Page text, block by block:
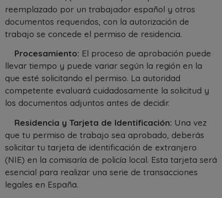
reemplazado por un trabajador español y otros
documentos requeridos, con la autorización de
trabajo se concede el permiso de residencia.
Procesamiento: El proceso de aprobación puede
llevar tiempo y puede variar según la región en la
que esté solicitando el permiso. La autoridad
competente evaluará cuidadosamente la solicitud y
los documentos adjuntos antes de decidir.
Residencia y Tarjeta de Identificación: Una vez
que tu permiso de trabajo sea aprobado, deberás
solicitar tu tarjeta de identificación de extranjero
(NIE) en la comisaría de policía local. Esta tarjeta será
esencial para realizar una serie de transacciones
legales en España.